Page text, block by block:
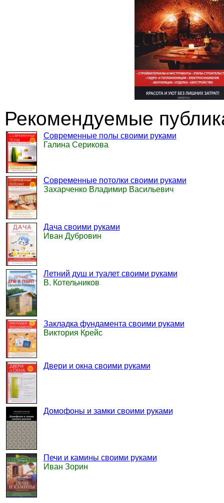
Рекомендуемые
Современные полы своими руками
Галина Серикова
Современные потолки своими руками
Захарченко Владимир Васильевич
Дача своими руками
Иван Дубровин
Летний душ и туалет своими руками
В. Котельников
Закладка фундамента своими руками
Виктория Крейс
Двери и окна своими руками
Домофоны и замки своими руками
Печи и камины своими руками
Иван Зорин